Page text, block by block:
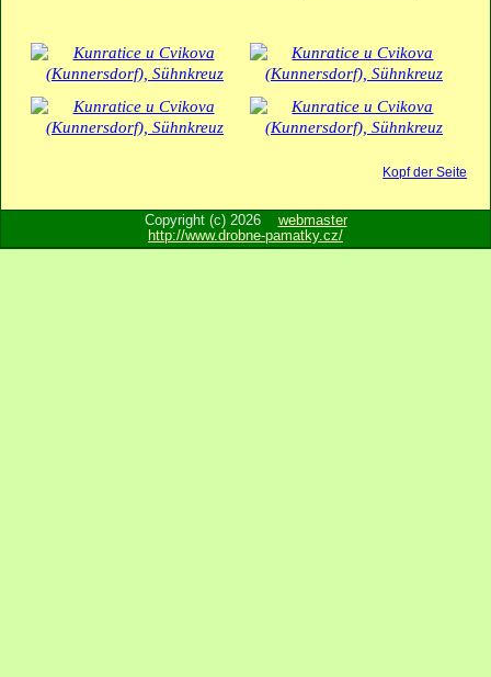
Kopf der Seite
Copyright (c) 2026 webmaster
http://www.drobne-pamatky.cz/